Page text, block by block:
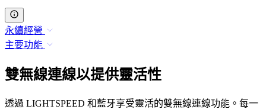
永續經營
主要功能
雙無線連線以提供靈活性
透過 LIGHTSPEED 和藍牙享受靈活的雙無線連線功能。每一